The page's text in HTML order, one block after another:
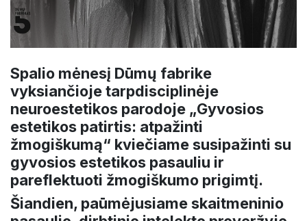
Spalio mėnesį Dūmų fabrike
vyksiančioje tarpdisciplinėje
neuroestetikos parodoje „Gyvosios
estetikos patirtis: atpažinti
žmogiškumą“ kviečiame susipažinti su
gyvosios estetikos pasauliu ir
pareflektuoti žmogiškumo prigimtį.
Šiandien, paūmėjusiame skaitmeninio